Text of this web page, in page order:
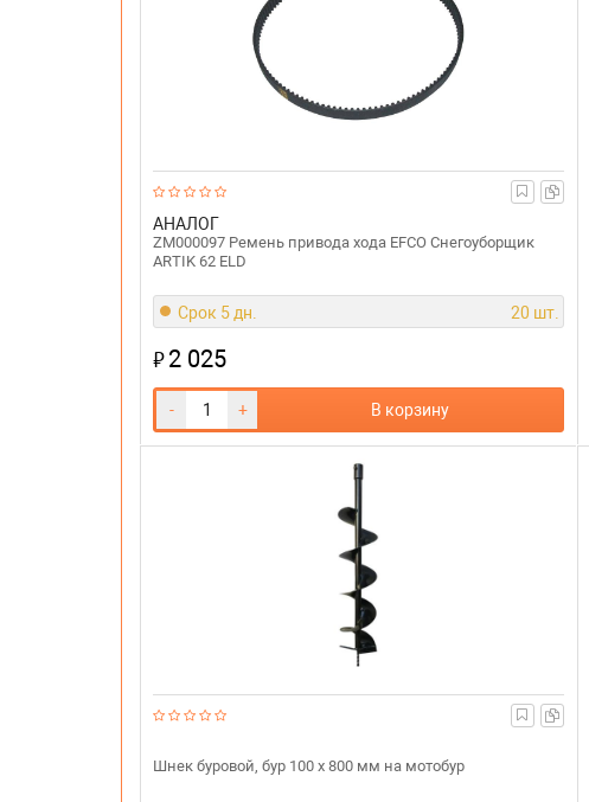
АНАЛОГ
ZM000097 Ремень привода хода EFCO Снегоуборщик
ARTIK 62 ELD
Срок 5 дн. 20 шт.
₽2 025
- + В корзину
Шнек буровой, бур 100 х 800 мм на мотобур